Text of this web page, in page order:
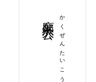
かくぜんたいこう